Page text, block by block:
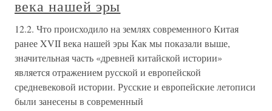
века нашей эры
12.2. Что происходило на землях современного Китая
ранее XVII века нашей эры Как мы показали выше,
значительная часть «древней китайской истории»
является отражением русской и европейской
средневековой истории. Русские и европейские летописи
были занесены в современный